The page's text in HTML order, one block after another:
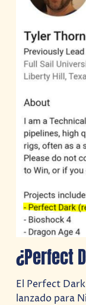
¿Perfect
El Perfect
lanzado para